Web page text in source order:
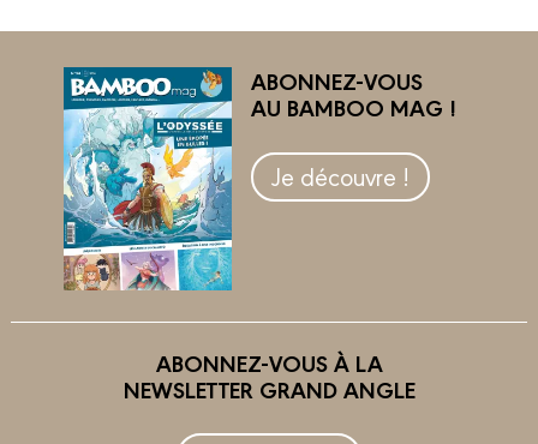
ABONNEZ-VOUS
AU BAMBOO MAG !
Je découvre !
ABONNEZ-VOUS À LA
NEWSLETTER GRAND ANGLE